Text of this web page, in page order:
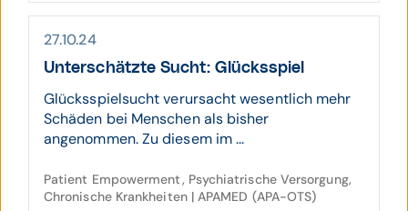
27.10.24
Unter­schätzte Sucht: Glücks­spiel
Glücksspielsucht verursacht wesentlich mehr
Schäden bei Menschen als bisher
angenommen. Zu diesem im ...
Patient Empowerment, Psychiatrische Versorgung,
Chronische Krankheiten | APAMED (APA-OTS)